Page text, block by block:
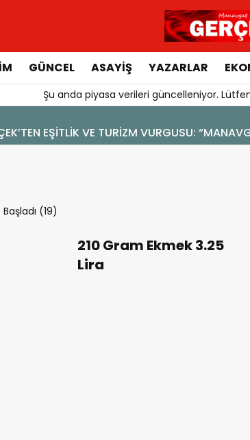
GÜNCEL ASAYIŞ YAZARLAR
Şu anda piyasa verileri güncelleniyor.
VURGUSU: “MANAVGAT’IN MARKA
210 Gram Ekmek 3.25
Lira